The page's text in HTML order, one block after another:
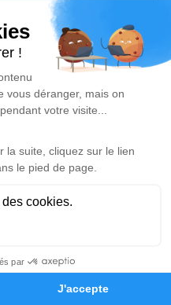
Hommages
à travers des poèmes
lieu d'expression dédié à
FROGER.
hommage estdisponible
Juigne